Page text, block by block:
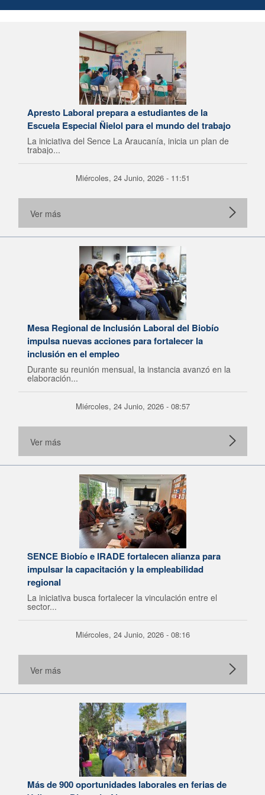
Apresto Laboral prepara a estudiantes de la
Escuela Especial Ñielol para el mundo del trabajo
La iniciativa del Sence La Araucanía, inicia un plan de
trabajo...
Miércoles, 24 Junio, 2026 - 11:51
Ver más
Mesa Regional de Inclusión Laboral del Biobío
impulsa nuevas acciones para fortalecer la
inclusión en el empleo
Durante su reunión mensual, la instancia avanzó en la
elaboración...
Miércoles, 24 Junio, 2026 - 08:57
Ver más
SENCE Biobío e IRADE fortalecen alianza para
impulsar la capacitación y la empleabilidad
regional
La iniciativa busca fortalecer la vinculación entre el
sector...
Miércoles, 24 Junio, 2026 - 08:16
Ver más
Más de 900 oportunidades laborales en ferias de